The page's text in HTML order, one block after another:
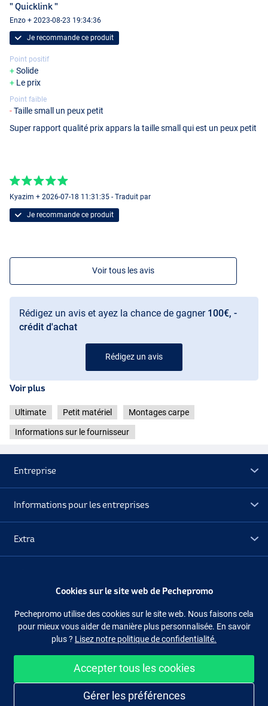
" Quicklink "
Enzo + 2023-08-23 19:34:36
Je recommande ce produit
Point positif
Solide
Le prix
Point faible
Taille small un peux petit
Super rapport qualité prix appars la taille small qui est un peux petit
Kyazim + 2026-07-18 11:31:35 - Traduit par
Je recommande ce produit
Voir tous les avis
Rédigez un avis et ayez la chance de gagner 100€, -
crédit d'achat
Rédigez un avis
Voir plus
Ultimate Petit matériel Montages carpe
Informations sur le fournisseur
Entreprise
Informations pour les entreprises
Extra
Suivez-nous Facebook Instagram
Cookies sur le site web de Pechepromo
Pechepromo utilise des cookies sur le site web. Nous faisons cela
pour mieux vous aider de manière plus personnalisée. En savoir
plus ? Lisez notre politique de confidentialité.
Accepter tous les cookies
Gérer les préférences